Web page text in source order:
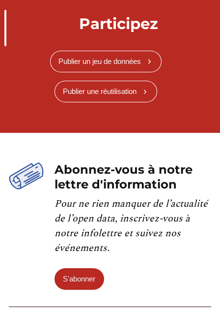
Participez
Publier un jeu de données
Publier une réutilisation
Abonnez-vous à notre
lettre d'information
Pour ne rien manquer de l’actualité
de l’open data, inscrivez-vous à
notre infolettre et suivez nos
événements.
S'abonner